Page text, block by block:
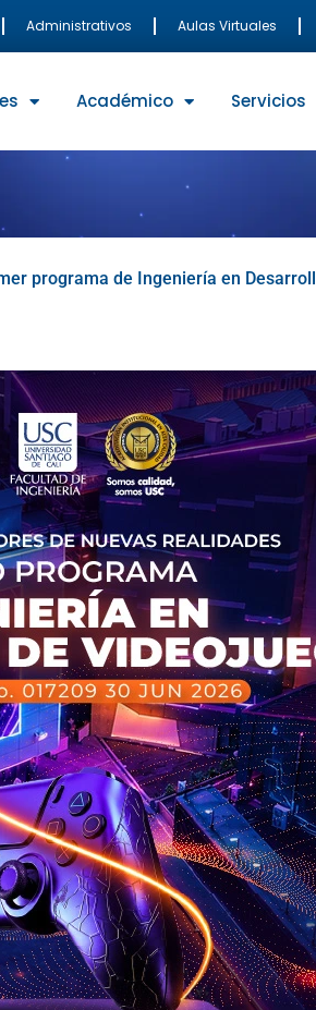
Administrativos Aulas Virtuales
Académico Servicios
programa de Ingeniería en